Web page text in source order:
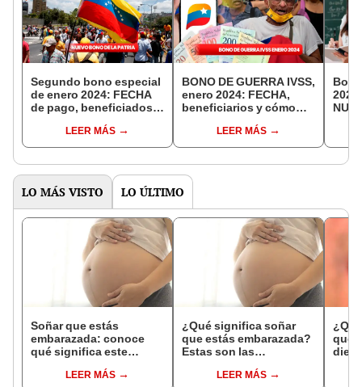
Segundo bono especial
de enero 2024: FECHA
de pago, beneficiados y
Sistema Patria
LEER MÁS
BONO DE GUERRA IVSS,
enero 2024: FECHA,
beneficiarios y cómo
LEER MÁS
LO MÁS VISTO LO ÚLTIMO
Soñar que estás
embarazada: conoce
qué significa este
LEER MÁS
¿Qué significa soñar
que estás embarazada?
Estas son las
comunesLEER MÁS
que